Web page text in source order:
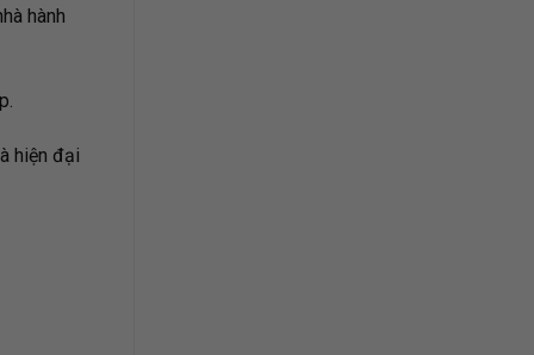
hành
hiện đại